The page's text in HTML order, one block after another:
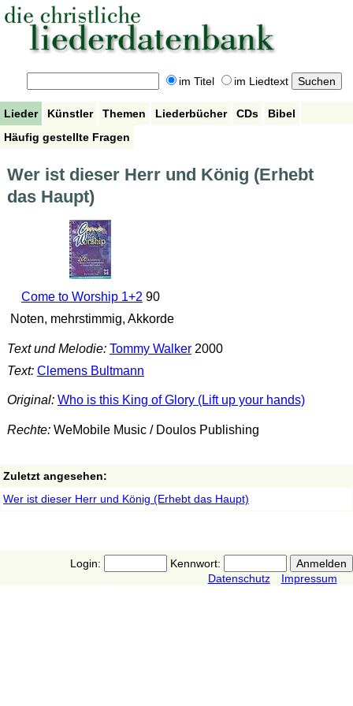
im Titel im Liedtext
Lieder Künstler Themen Liederbücher CDs
Bibel
Häufig gestellte Fragen
Wer ist dieser Herr und König (Erhebt
das Haupt)
Come to Worship 1+2 90
Noten, mehrstimmig, Akkorde
Text und Melodie: Tommy Walker2000
Text: Clemens Bultmann
Original: Who is this King of Glory (Lift up your hands)
Rechte:WeMobile Music / Doulos Publishing
Zuletzt angesehen:
Wer ist dieser Herr und König (Erhebt das Haupt)
Login:
Kennwort:
Datenschutz
Impressum